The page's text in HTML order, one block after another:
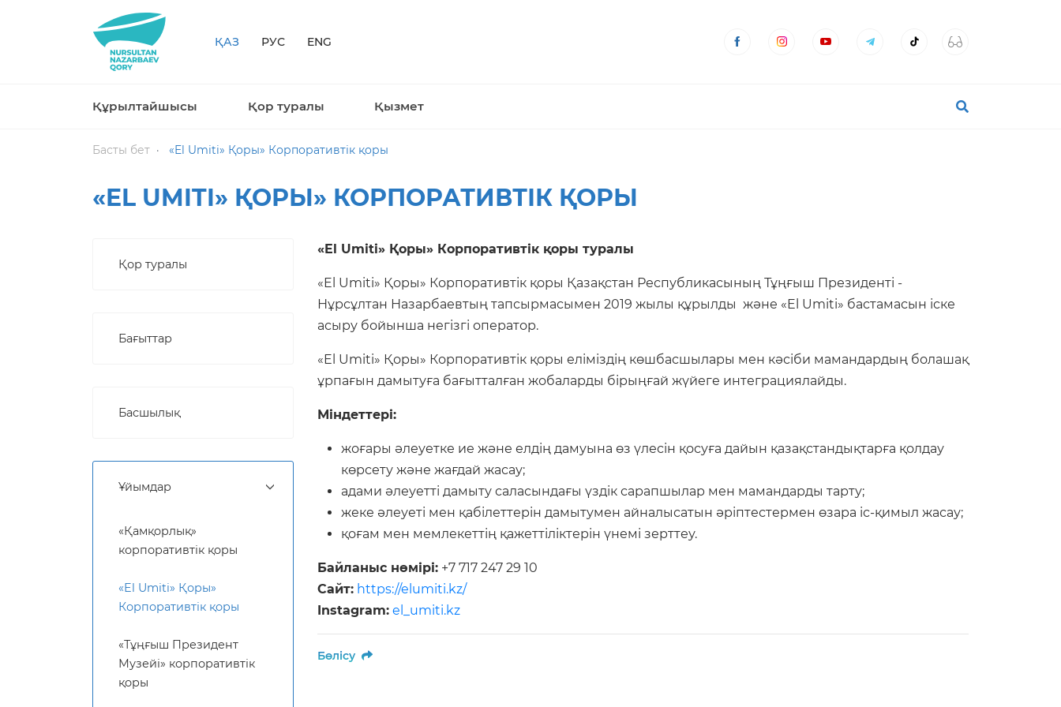
ҚАЗ РУС ENG
Құрылтайшысы Қор туралы Қызмет
Басты бет «El Umiti» Қоры» Корпоративтік қоры
«EL UMITI» ҚОРЫ» КОРПОРАТИВТІК ҚОРЫ
Қор туралы
Бағыттар
Басшылық
Ұйымдар
«Қамқорлық»
корпоративтік қоры
«El Umiti» Қоры»
Корпоративтік қоры
«Тұңғыш Президент
Музейі» корпоративтік
қоры
«El Umiti» Қоры» Корпоративтік қоры туралы
«El Umiti» Қоры» Корпоративтік қоры Қазақстан Республикасының Тұңғыш Президенті -
Нұрсұлтан Назарбаевтың тапсырмасымен 2019 жылы құрылды және «El Umiti» бастамасын іске
асыру бойынша негізгі оператор.
«El Umiti» Қоры» Корпоративтік қоры еліміздің көшбасшылары мен кәсіби мамандардың болашақ
ұрпағын дамытуға бағытталған жобаларды бірыңғай жүйеге интеграциялайды.
Міндеттері:
жоғары әлеуетке ие және елдің дамуына өз үлесін қосуға дайын қазақстандықтарға қолдау
көрсету және жағдай жасау;
адами әлеуетті дамыту саласындағы үздік сарапшылар мен мамандарды тарту;
жеке әлеуеті мен қабілеттерін дамытумен айналысатын әріптестермен өзара іс-қимыл жасау;
қоғам мен мемлекеттің қажеттіліктерін үнемі зерттеу.
Байланыс нөмірі: +7 717 247 29 10
Сайт: https://elumiti.kz/
Instagram: el_umiti.kz
Бөлісу